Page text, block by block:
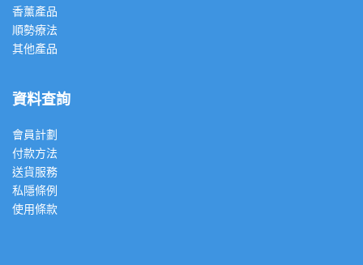
香薰產品
順勢療法
其他產品
資料查詢
會員計劃
付款方法
送貨服務
私隱條例
使用條款